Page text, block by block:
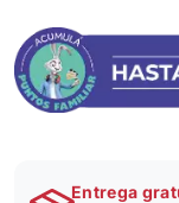
Entrega